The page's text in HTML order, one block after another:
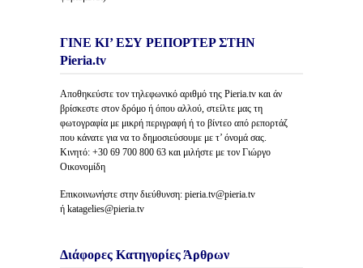
ΓΙΝΕ ΚΙ’ ΕΣΥ ΡΕΠΟΡΤΕΡ ΣΤΗΝ
Pieria.tv
Αποθηκεύστε τον τηλεφωνικό αριθμό της Pieria.tv και άν
βρίσκεστε στον δρόμο ή όπου αλλού, στείλτε μας τη
φωτογραφία με μικρή περιγραφή ή το βίντεο από ρεπορτάζ
που κάνατε για να το δημοσιεύσουμε με τ’ όνομά σας.
Κινητό: +30 69 700 800 63 και μιλήστε με τον Γιώργο
Οικονομίδη
Επικοινωνήστε στην διεύθυνση: pieria.tv@pieria.tv
ή katagelies@pieria.tv
Διάφορες Κατηγορίες Άρθρων